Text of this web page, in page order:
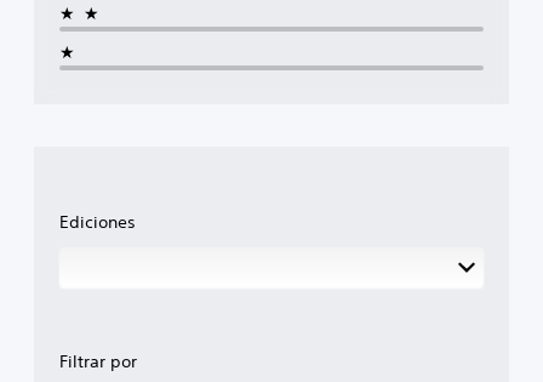
★★
★
Ediciones
Filtrar por